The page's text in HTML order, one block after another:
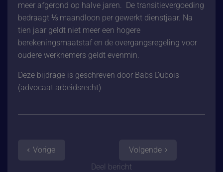
meer afgerond op halve jaren. De transitievergoeding
bedraagt ⅓ maandloon per gewerkt dienstjaar. Na
tien jaar geldt niet meer een hogere
berekeningsmaatstaf en de overgangsregeling voor
oudere werknemers geldt evenmin.
Deze bijdrage is geschreven door Babs Dubois
(advocaat arbeidsrecht)
Vorige
Deel bericht
Volgende